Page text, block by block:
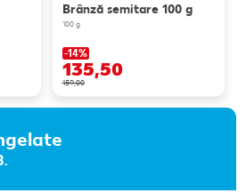
Brânză semitare 100 g
100 g
-14%
135,50
159,00